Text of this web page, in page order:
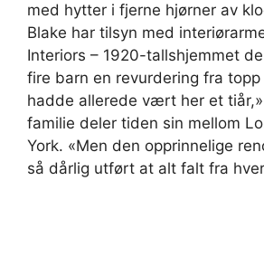
med hytter i fjerne hjørner av
Blake har tilsyn med
Interiors – 1920-tallshjemmet
fire barn en revurdering fra topp
hadde allerede vært her et
familie deler tiden sin mellom
York. «Men den opprinnelige
så dårlig utført at alt falt fra